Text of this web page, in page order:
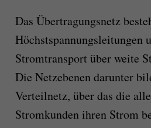
Das Übertragungsnetz
Höchstspannungsleitungen
Stromtransport über weite
Die Netzebenen darunter
Verteilnetz, über das die
Stromkunden ihren Strom